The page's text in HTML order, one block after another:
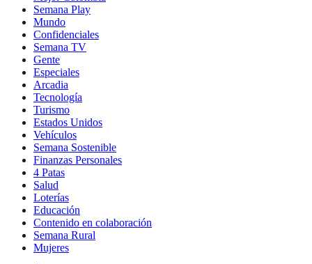
Semana Play
Mundo
Confidenciales
Semana TV
Gente
Especiales
Arcadia
Tecnología
Turismo
Estados Unidos
Vehículos
Semana Sostenible
Finanzas Personales
4 Patas
Salud
Loterías
Educación
Contenido en colaboración
Semana Rural
Mujeres